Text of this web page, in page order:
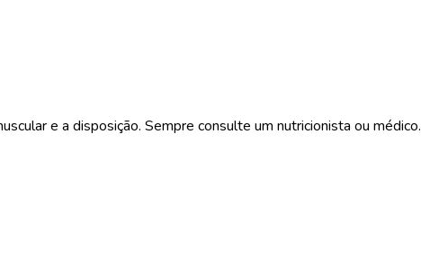
e a disposição. Sempre consulte um nutricionista ou médico.